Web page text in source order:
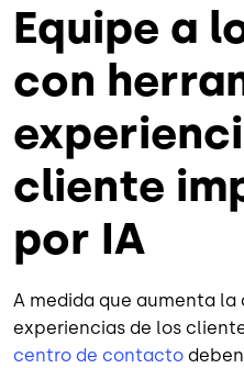
Equipe a
con
cliente
por IA
A medida que aumenta
experiencias de los
centro de contacto